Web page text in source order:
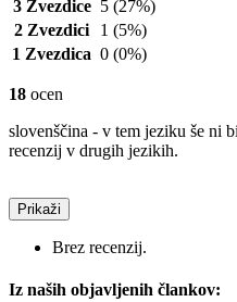
3 Zvezdice 5 (27%)
2 Zvezdici
1 (5%)
1 Zvezdica 0 (0%)
18 ocen
slovenščina - v tem jeziku še ni
recenzij v drugih jezikih.
Prikaži
Brez recenzij.
Iz naših objavljenih člankov: